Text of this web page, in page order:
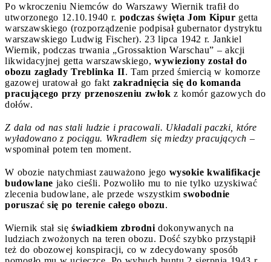
Po wkroczeniu Niemców do Warszawy Wiernik trafił do
utworzonego 12.10.1940 r. podczas święta Jom Kipur getta
warszawskiego (rozporządzenie podpisał gubernator dystryktu
warszawskiego Ludwig Fischer). 23 lipca 1942 r. Jankiel
Wiernik, podczas trwania „Grossaktion Warschau” – akcji
likwidacyjnej getta warszawskiego, wywieziony został do
obozu zagłady Treblinka II. Tam przed śmiercią w komorze
gazowej uratował go fakt zakradnięcia się do komanda
pracującego przy przenoszeniu zwłok z komór gazowych do
dołów.
Z dala od nas stali ludzie i pracowali. Układali paczki, które
wyładowano z pociągu. Wkradłem się miedzy pracujących –
wspominał potem ten moment.
W obozie natychmiast zauważono jego wysokie kwalifikacje
budowlane jako cieśli. Pozwoliło mu to nie tylko uzyskiwać
zlecenia budowlane, ale przede wszystkim swobodnie
poruszać się po terenie całego obozu.
Wiernik stał się świadkiem zbrodni dokonywanych na
ludziach zwożonych na teren obozu. Dość szybko przystąpił
też do obozowej konspiracji, co w zdecydowany sposób